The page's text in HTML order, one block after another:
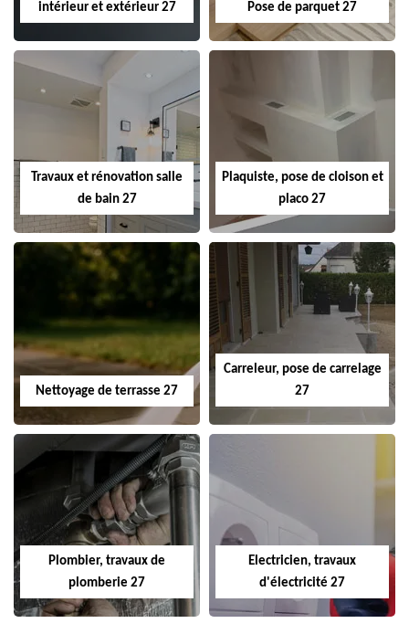
intérieur et extérieur 27
Pose de parquet 27
Travaux et rénovation salle
de bain 27
Plaquiste, pose de cloison et
placo 27
Nettoyage de terrasse 27
Carreleur, pose de carrelage
27
Plombier, travaux de
plomberie 27
Electricien, travaux
d'électricité 27